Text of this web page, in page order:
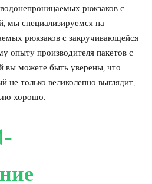
рюкзаков с
мы специализируемся на
рюкзаков с закручивающейся
опыту производителя пакетов с
вы можете быть уверены, что
не только великолепно выглядит,
хорошо.